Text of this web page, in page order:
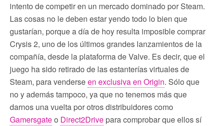
intento de competir en un mercado dominado por Steam.
Las cosas no le deben estar yendo todo lo bien que
gustarían, porque a día de hoy resulta imposible comprar
Crysis 2, uno de los últimos grandes lanzamientos de la
compañía, desde la plataforma de Valve. Es decir, que el
juego ha sido retirado de las estanterías virtuales de
Steam, para venderseen exclusiva en Origin. Sólo que
no y además tampoco, ya que no tenemos más que
darnos una vuelta por otros distribuidores como
Gamersgateo Direct2Drive para comprobar que ellos sí